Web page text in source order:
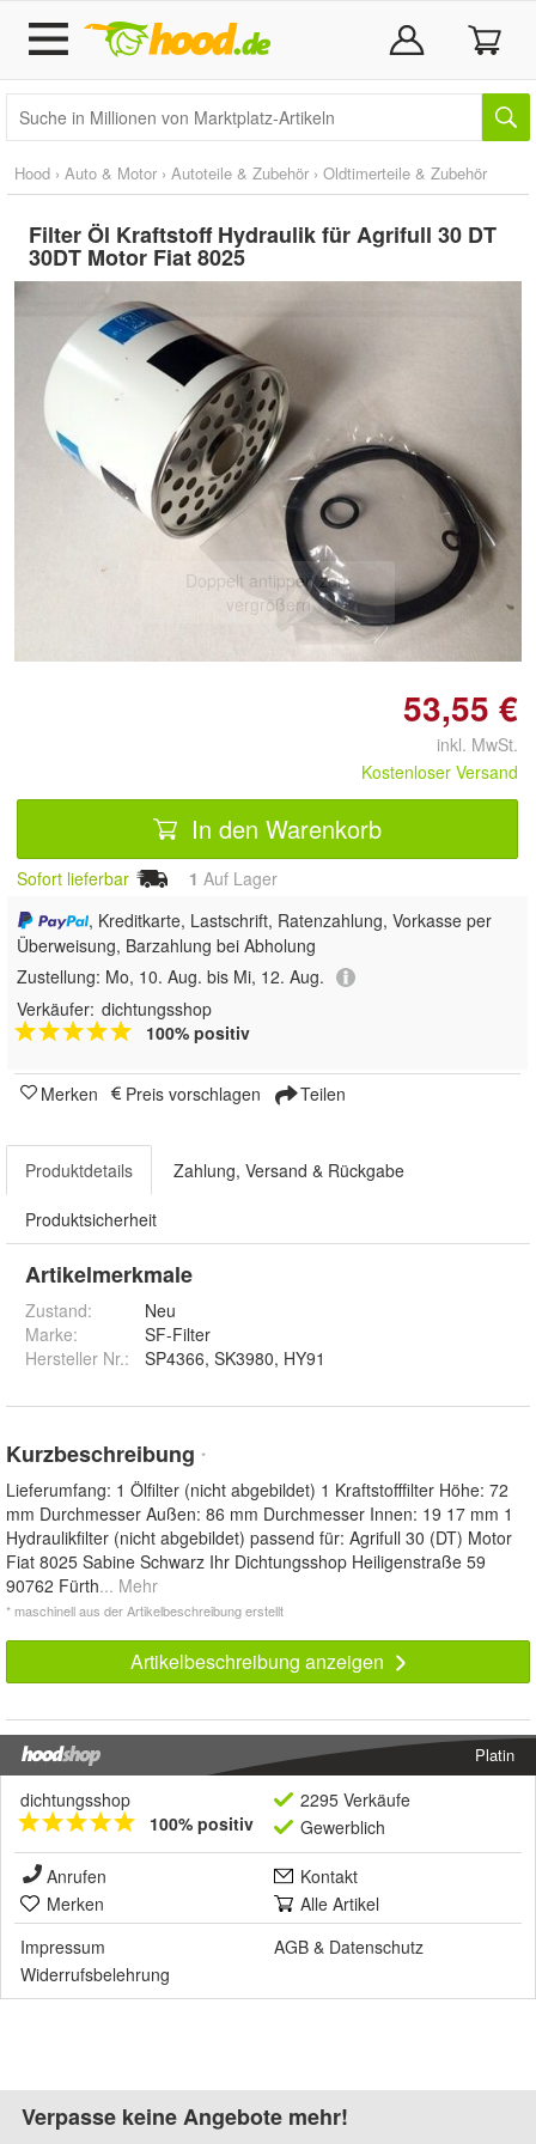
Hood › Auto & Motor › Autoteile & Zubehör › Oldtimerteile & Zubehör
Filter Öl Kraftstoff Hydraulik für Agrifull 30 DT
30DT Motor Fiat 8025
Doppelt antippen zum
vergrößern
53,55 €
inkl. MwSt.
Kostenloser Versand
In den Warenkorb
Sofort lieferbar 1 Auf Lager
, Kreditkarte, Lastschrift, Ratenzahlung, Vorkasse per
Überweisung, Barzahlung bei Abholung
Zustellung: Mo, 10. Aug. bis Mi, 12. Aug.
Verkäufer: dichtungsshop
100% positiv
Merken Preis vorschlagen Teilen
Produktdetails Zahlung, Versand & Rückgabe
Produktsicherheit
Artikelmerkmale
Zustand:
Neu
Marke:
SF-Filter
Hersteller Nr.:
SP4366, SK3980, HY91
Kurzbeschreibung *
Lieferumfang: 1 Ölfilter (nicht abgebildet) 1 Kraftstofffilter Höhe: 72
mm Durchmesser Außen: 86 mm Durchmesser Innen: 19 17 mm 1
Hydraulikfilter (nicht abgebildet) passend für: Agrifull 30 (DT) Motor
Fiat 8025 Sabine Schwarz Ihr Dichtungsshop Heiligenstraße 59
90762 Fürth... Mehr
* maschinell aus der Artikelbeschreibung erstellt
Artikelbeschreibung anzeigen
Platin
dichtungsshop
100% positiv
2295 Verkäufe
Gewerblich
Anrufen
Kontakt
Merken
Alle Artikel
Impressum
AGB & Datenschutz
Widerrufsbelehrung
Verpasse keine Angebote mehr!